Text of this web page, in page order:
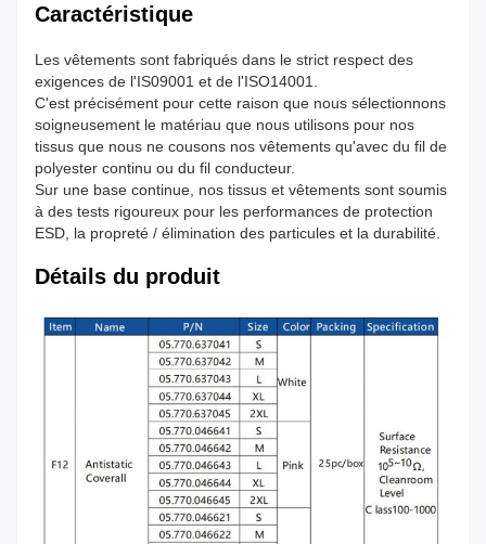
Caractéristique
Les vêtements sont fabriqués dans le strict respect des
exigences de l'IS09001 et de l'ISO14001.
C'est précisément pour cette raison que nous sélectionnons
soigneusement le matériau que nous utilisons pour nos
tissus que nous ne cousons nos vêtements qu'avec du fil de
polyester continu ou du fil conducteur.
Sur une base continue, nos tissus et vêtements sont soumis
à des tests rigoureux pour les performances de protection
ESD, la propreté / élimination des particules et la durabilité.
Détails du produit